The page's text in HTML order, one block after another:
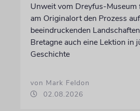
Unweit vom Dreyfus-Museum
am Originalort den Prozess
beeindruckenden
Bretagne auch eine Lektion in
Geschichte
von Mark Feldon
02.08.2026